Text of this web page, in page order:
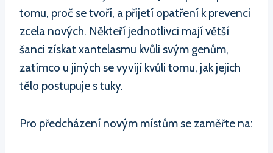
tomu, proč se tvoří, a přijetí opatření k prevenci
zcela nových. Někteří jednotlivci mají větší
šanci získat xantelasmu kvůli svým genům,
zatímco u jiných se vyvíjí kvůli tomu, jak jejich
tělo postupuje s tuky.
Pro předcházení novým místům se zaměřte na: